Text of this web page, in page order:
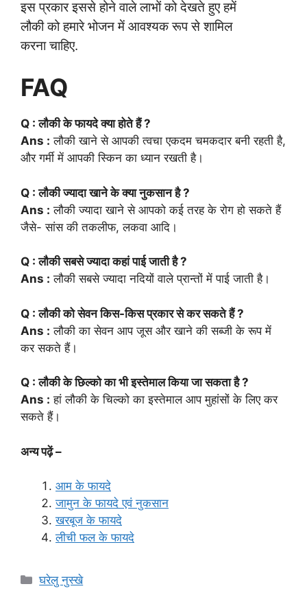
इस प्रकार इससे होने वाले लाभों को देखते हुए हमें
लौकी को हमारे भोजन में आवश्यक रूप से शामिल
करना चाहिए.
FAQ
Q : लौकी के फायदे क्या होते हैं ?
Ans : लौकी खाने से आपकी त्वचा एकदम चमकदार बनी रहती है,
और गर्मी में आपकी स्किन का ध्यान रखती है।
Q : लौकी ज्यादा खाने के क्या नुकसान है ?
Ans : लौकी ज्यादा खाने से आपको कई तरह के रोग हो सकते हैं
जैसे- सांस की तकलीफ, लकवा आदि।
Q : लौकी सबसे ज्यादा कहां पाई जाती है ?
Ans : लौकी सबसे ज्यादा नदियों वाले प्रान्तों में पाई जाती है।
Q : लौकी को सेवन किस-किस प्रकार से कर सकते हैं ?
Ans : लौकी का सेवन आप जूस और खाने की सब्जी के रूप में
कर सकते हैं।
Q : लौकी के छिल्को का भी इस्तेमाल किया जा सकता है ?
Ans : हां लौकी के चिल्को का इस्तेमाल आप मुहांसों के लिए कर
सकते हैं।
अन्य पढ़ें –
आम के फायदे
जामुन के फायदे एवं नुकसान
खरबूज के फायदे
लीची फल के फायदे
Categories
घरेलु नुस्खे